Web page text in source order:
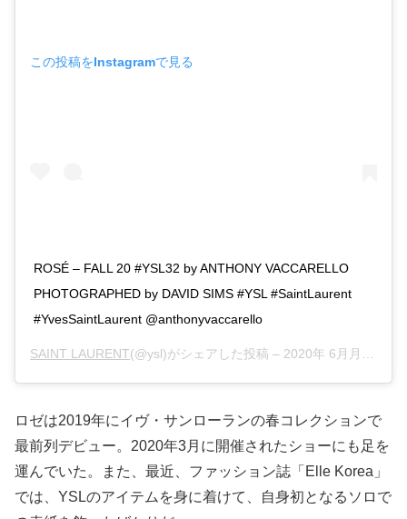
この投稿をInstagramで見る
ROSÉ – FALL 20 #YSL32 by ANTHONY VACCARELLO
PHOTOGRAPHED by DAVID SIMS #YSL #SaintLaurent
#YvesSaintLaurent @anthonyvaccarello
SAINT LAURENT(@ysl)がシェアした投稿 – 2020年 6月月29日午前10時00分PDT
ロゼは2019年にイヴ・サンローランの春コレクションで
最前列デビュー。2020年3月に開催されたショーにも足を
運んでいた。また、最近、ファッション誌「Elle Korea」
では、YSLのアイテムを身に着けて、自身初となるソロで